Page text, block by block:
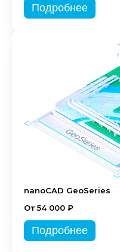
Подробнее
nanoCAD GeoSeries
От 54 000 ₽
Подробнее